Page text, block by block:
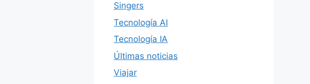
Singers
Tecnología AI
Tecnología IA
Últimas noticias
Viajar